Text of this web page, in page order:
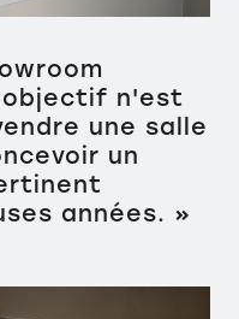
objectif n'est
une salle
un
années. »